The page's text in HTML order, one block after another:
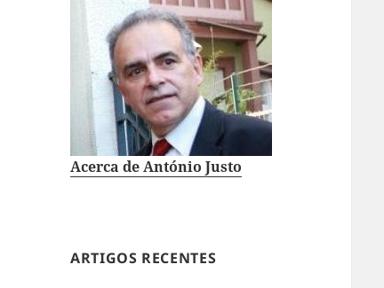
Acerca de António Justo
ARTIGOS RECENTES